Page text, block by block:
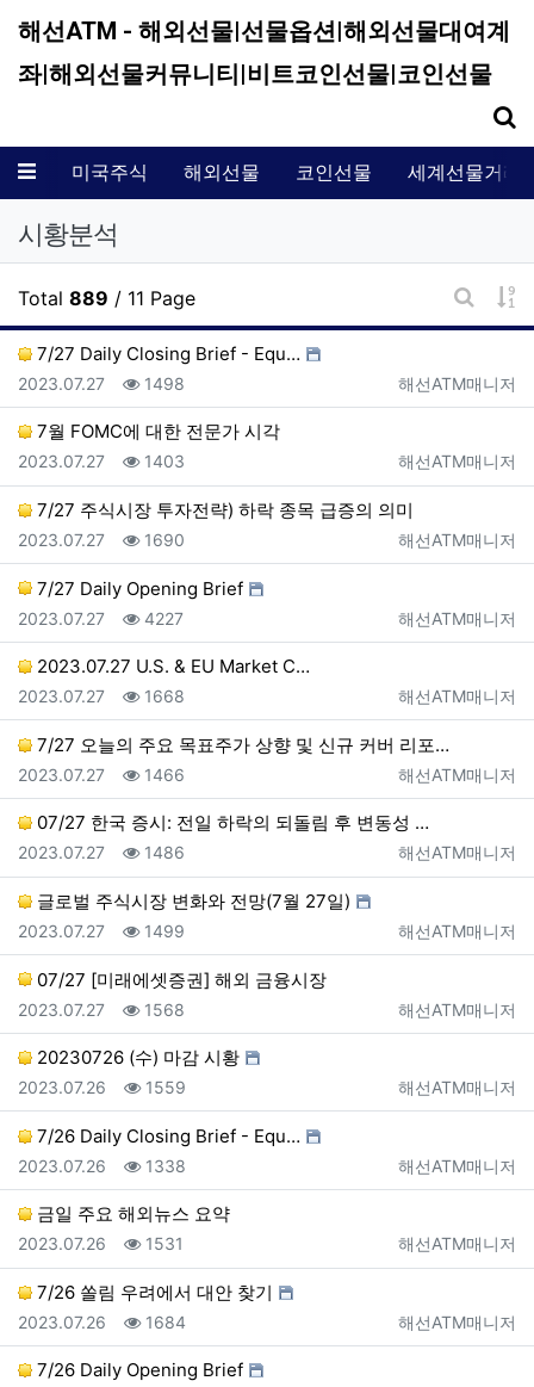
해선ATM - 해외선물|선물옵션|해외선물대여계
좌|해외선물커뮤니티|비트코인선물|코인선물
메뉴 미국주식 해외선물 코인선물 세계선물거래
시황분석
Total 889 / 11 Page
게시판
7/27 Daily Closing Brief - Equ…
등록자
해선ATM매니저
등록일
2023.07.27 조회
1498
7월 FOMC에 대한 전문가 시각
등록자
해선ATM매니저
등록일
2023.07.27 조회
1403
7/27 주식시장 투자전략) 하락 종목 급증의 의미
등록자
해선ATM매니저
등록일
2023.07.27 조회
1690
7/27 Daily Opening Brief
등록자
해선ATM매니저
등록일
2023.07.27 조회
4227
2023.07.27 U.S. & EU Market C…
등록자
해선ATM매니저
등록일
2023.07.27 조회
1668
7/27 오늘의 주요 목표주가 상향 및 신규 커버 리포…
등록자
해선ATM매니저
등록일
2023.07.27 조회
1466
07/27 한국 증시: 전일 하락의 되돌림 후 변동성 …
등록자
해선ATM매니저
등록일
2023.07.27 조회
1486
글로벌 주식시장 변화와 전망(7월 27일)
등록자
해선ATM매니저
등록일
2023.07.27 조회
1499
07/27 [미래에셋증권] 해외 금융시장
등록자
해선ATM매니저
등록일
2023.07.27 조회
1568
20230726 (수) 마감 시황
등록자
해선ATM매니저
등록일
2023.07.26 조회
1559
7/26 Daily Closing Brief - Equ…
등록자
해선ATM매니저
등록일
2023.07.26 조회
1338
금일 주요 해외뉴스 요약
등록자
해선ATM매니저
등록일
2023.07.26 조회
1531
7/26 쏠림 우려에서 대안 찾기
등록자
해선ATM매니저
등록일
2023.07.26 조회
1684
7/26 Daily Opening Brief